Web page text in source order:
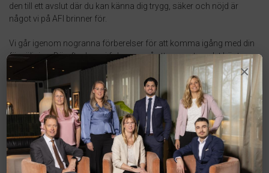
den till ett avslut där du kan känna dig trygg, säker och nöjd är
något vi på AFI brinner för.
Vi går igenom nogranna förberelser för att komma igång med din
försäljning. Därefter kan vi fokusera på att presentera det bästa
med din bostad, med hjälp av professionell fotografering och
styling om så önskas.
För att nå ut till så många köpare som möjligt marknadsför vi din
bostad på de stora bostadssajterna, på sociala medier och
skyltning i vår butik och vid din bostad. Vi kontaktar även alla våra
befintliga spekulanter som söker boende och tipsar om att
din bostad nu är till salu. Tillsammans med bilder och en
välarbetad beskrivning av bostaden sätter vi ihop annonser och
×